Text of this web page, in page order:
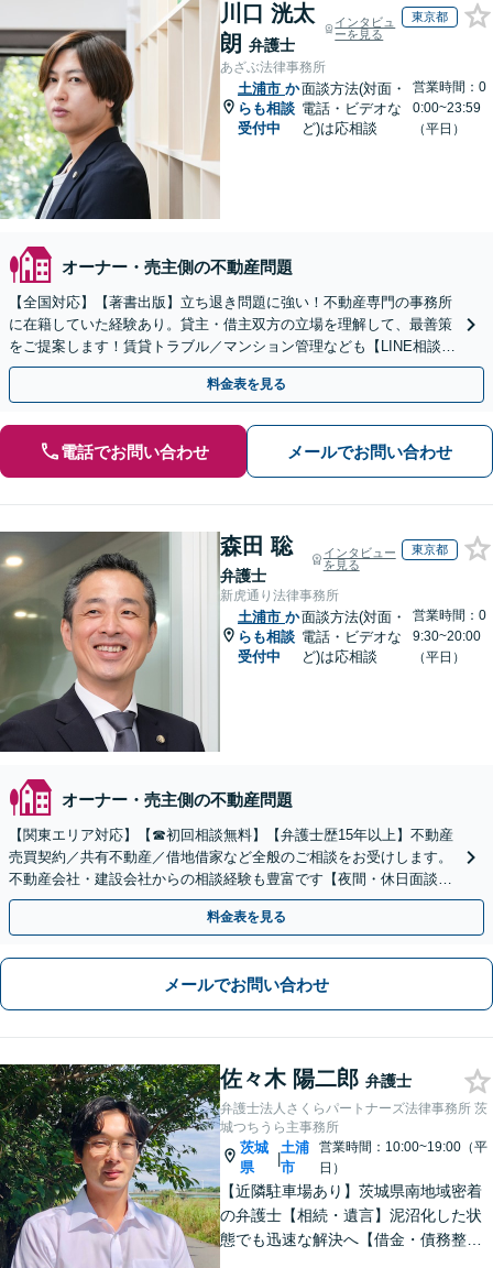
川口 洸太
朗 弁護士
インタビュ
ーを見る
東京都
あざぶ法律事務所
土浦市 か
らも相談
受付中
面談方法(対面・
電話・ビデオな
ど)は応相談
営業時間：0
0:00~23:59
（平日）
オーナー・売主側の不動産問題
【全国対応】【著書出版】立ち退き問題に強い！不動産専門の事務所
に在籍していた経験あり。貸主・借主双方の立場を理解して、最善策
をご提案します！賃貸トラブル／マンション管理なども【LINE相談可
能】【初回相談30分無料】【土日夜間相談可】
料金表を見る
電話でお問い合わせ メールでお問い合わせ
森田 聡
弁護士
インタビュー
を見る
東京都
新虎通り法律事務所
土浦市 か
らも相談
受付中
面談方法(対面・
電話・ビデオな
ど)は応相談
営業時間：0
9:30~20:00
（平日）
オーナー・売主側の不動産問題
【関東エリア対応】【☎︎初回相談無料】【弁護士歴15年以上】不動産
売買契約／共有不動産／借地借家など全般のご相談をお受けします。
不動産会社・建設会社からの相談経験も豊富です【夜間・休日面談】
【電話／Zoom相談可】
料金表を見る
メールでお問い合わせ
佐々木 陽二郎 弁護士
弁護士法人さくらパートナーズ法律事務所 茨
城つちうら主事務所
茨城
県
|
土浦
市
営業時間：10:00~19:00（平
日）
【近隣駐車場あり】茨城県南地域密着
の弁護士【相続・遺言】泥沼化した状
態でも迅速な解決へ【借金・債務整